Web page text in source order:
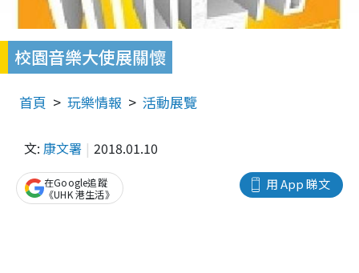
校園音樂大使展關懷
首頁 玩樂情報 活動展覽
文: 康文署 2018.01.10
用 App 睇文
在Google追蹤
《UHK 港生活》